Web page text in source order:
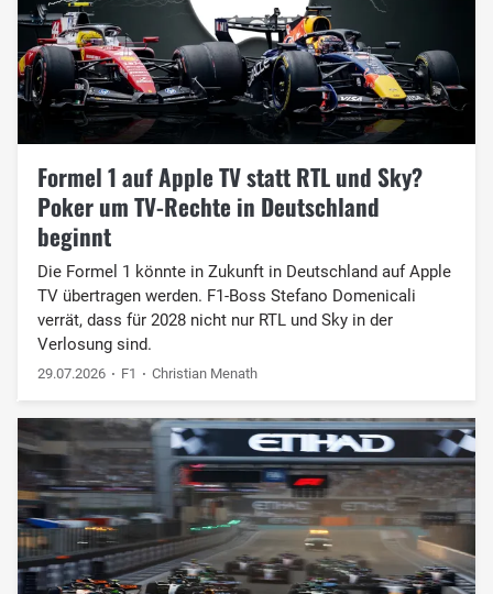
Formel 1 auf Apple TV statt RTL und Sky?
Poker um TV-Rechte in Deutschland
beginnt
Die Formel 1 könnte in Zukunft in Deutschland auf Apple
TV übertragen werden. F1-Boss Stefano Domenicali
verrät, dass für 2028 nicht nur RTL und Sky in der
Verlosung sind.
29.07.2026 F1 Christian Menath